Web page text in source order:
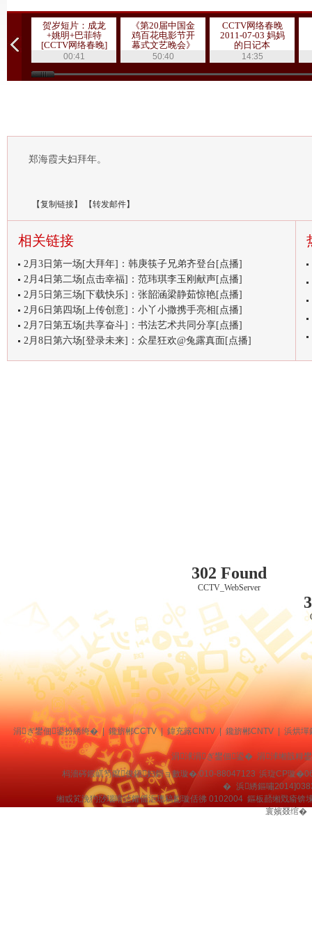
贺岁短片：成龙
+姚明+巴菲特
[CCTV网络春晚]
00:41
《第20届中国金
鸡百花电影节开
幕式文艺晚会》
20111019 1/3
50:40
CCTV网络春晚
2011-07-03 妈妈
的日记本
14:35
郑海霞夫妇拜年。
【复制链接】 【转发邮件】
相关链接
2月3日第一场[大拜年]：韩庚筷子兄弟齐登台[点播]
2月4日第二场[点击幸福]：范玮琪李玉刚献声[点播]
2月5日第三场[下载快乐]：张韶涵梁静茹惊艳[点播]
2月6日第四场[上传创意]：小丫小撒携手亮相[点播]
2月7日第五场[共享奋斗]：书法艺术共同分享[点播]
2月8日第六场[登录未来]：众星狂欢@兔露真面[点播]
302 Found
CCTV_WebServer
涓ぎ鐢佃鍙扮綉绔� | 鑱旂郴CCTV | 鍏充簬CNTV 鑱旂郴CNTV 浜烘墠
涓浗涓ぎ鐢佃鍙� 涓浗缃戠粶
杩濇硶鍜屼笉鑹俊鎭妇鎶ョ數璇�:010-88047123 浜琁CP璇
� 浜綉鏂嘯
缃戜笂浼犳挱瑙嗗惉鑺傜洰璁稿彲璇佸彿 0102004 鏂板嚭缃戣瘉
寰嬪叕绾�